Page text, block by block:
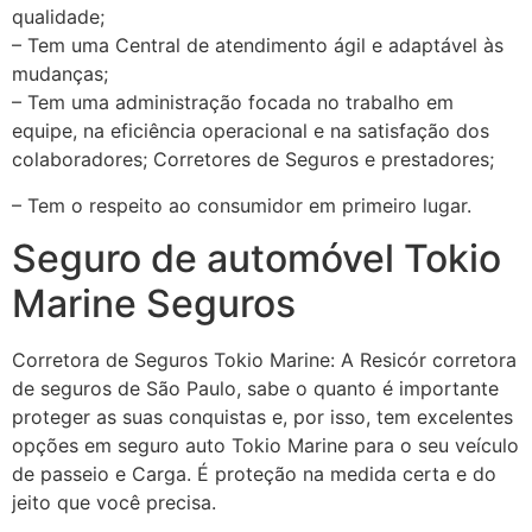
qualidade;
– Tem uma Central de atendimento ágil e adaptável às
mudanças;
– Tem uma administração focada no trabalho em
equipe, na eficiência operacional e na satisfação dos
colaboradores; Corretores de Seguros e prestadores;
– Tem o respeito ao consumidor em primeiro lugar.
Seguro de automóvel Tokio
Marine Seguros
Corretora de Seguros Tokio Marine: A Resicór corretora
de seguros de São Paulo, sabe o quanto é importante
proteger as suas conquistas e, por isso, tem excelentes
opções em seguro auto Tokio Marine para o seu veículo
de passeio e Carga. É proteção na medida certa e do
jeito que você precisa.